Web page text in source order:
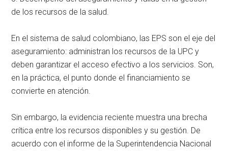
de los recursos de la salud.
En el sistema de salud colombiano, las EPS son el eje del
aseguramiento: administran los recursos de la UPC y
deben garantizar el acceso efectivo a los servicios. Son,
en la práctica, el punto donde el financiamiento se
convierte en atención.
Sin embargo, la evidencia reciente muestra una brecha
crítica entre los recursos disponibles y su gestión. De
acuerdo con el informe de la Superintendencia Nacional